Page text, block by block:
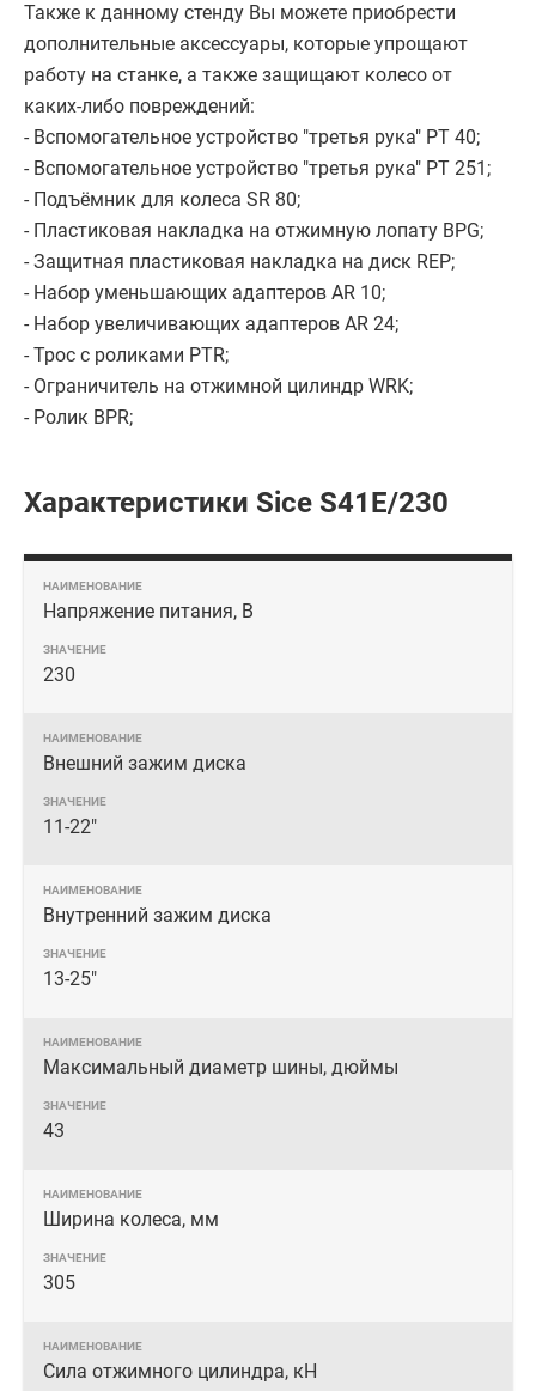
Также к данному стенду Вы можете приобрести
дополнительные аксессуары, которые упрощают
работу на станке, а также защищают колесо от
каких-либо повреждений:
- Вспомогательное устройство "третья рука" PT 40;
- Вспомогательное устройство "третья рука" PT 251;
- Подъёмник для колеса SR 80;
- Пластиковая накладка на отжимную лопату BPG;
- Защитная пластиковая накладка на диск REP;
- Набор уменьшающих адаптеров AR 10;
- Набор увеличивающих адаптеров AR 24;
- Трос с роликами PTR;
- Ограничитель на отжимной цилиндр WRK;
- Ролик BPR;
Характеристики Sice S41E/230
Напряжение питания, В
230
Внешний зажим диска
11-22"
Внутренний зажим диска
13-25"
Максимальный диаметр шины, дюймы
43
Ширина колеса, мм
305
Сила отжимного цилиндра, кН